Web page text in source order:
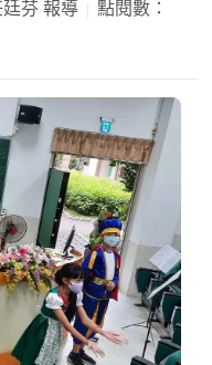
芬 報導
點閱數：